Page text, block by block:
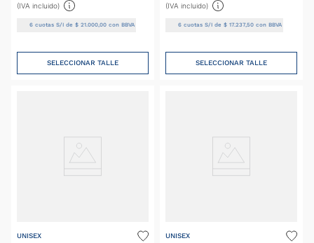
(IVA incluido)
6 cuotas S/I de$ 21 .000 ,00 con BBVA
SELECCIONAR TALLE
(IVA incluido)
6cuotas S/I de $ 17.237,50con BBVA
SELECCIONAR TALLE
UNISEX UNISEX